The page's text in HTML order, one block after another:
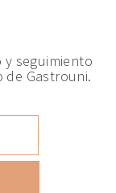
seguimiento
Gastrouni.